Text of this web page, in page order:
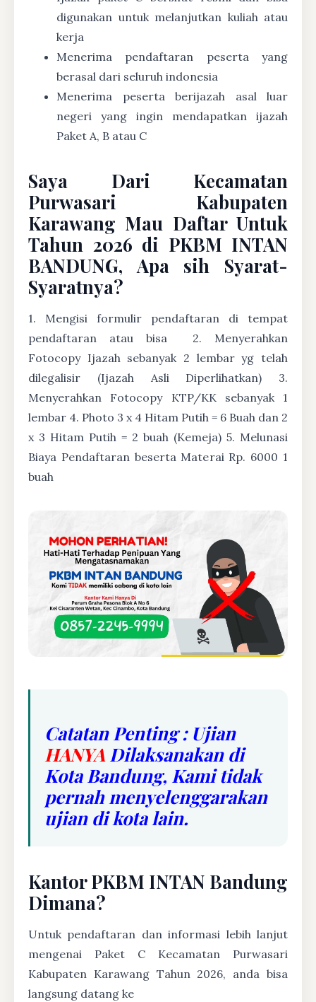
digunakan untuk melanjutkan kuliah atau
kerja
Menerima pendaftaran peserta yang
berasal dari seluruh indonesia
Menerima peserta berijazah asal luar
negeri yang ingin mendapatkan ijazah
Paket A, B atau C
Saya Dari Kecamatan
Purwasari Kabupaten
Karawang Mau Daftar Untuk
Tahun 2026 di PKBM INTAN
BANDUNG, Apa sih Syarat-
Syaratnya?
1. Mengisi formulir pendaftaran di tempat
pendaftaran atau bisa
2. Menyerahkan
Fotocopy Ijazah sebanyak 2 lembar yg telah
dilegalisir (Ijazah Asli Diperlihatkan) 3.
Menyerahkan Fotocopy KTP/KK sebanyak 1
lembar 4. Photo 3 x 4 Hitam Putih = 6 Buah dan 2
x 3 Hitam Putih = 2 buah (Kemeja) 5. Melunasi
Biaya Pendaftaran beserta Materai Rp. 6000 1
buah
Catatan Penting : Ujian
HANYA Dilaksanakan di
Kota Bandung, Kami tidak
pernah menyelenggarakan
ujian di kota lain.
Kantor PKBM INTAN Bandung
Dimana?
Untuk pendaftaran dan informasi lebih lanjut
mengenai Paket C Kecamatan Purwasari
Kabupaten Karawang Tahun 2026, anda bisa
langsung datang ke